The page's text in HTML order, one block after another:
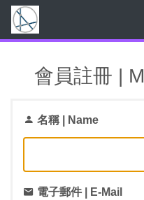
會員註冊 |
名稱 | Name
電子郵件 | E-Mail